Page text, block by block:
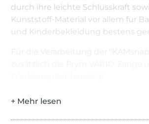
durch ihre leichte Schlusskraft
Kunststoff-Material vor allem für
und Kinderbekleidung bestens
Für die Verarbeitung der